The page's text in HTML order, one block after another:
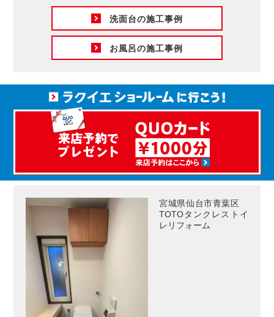
洗面台の施工事例
お風呂の施工事例
宮城県仙台市青葉区
TOTOタンクレストイ
レリフォーム